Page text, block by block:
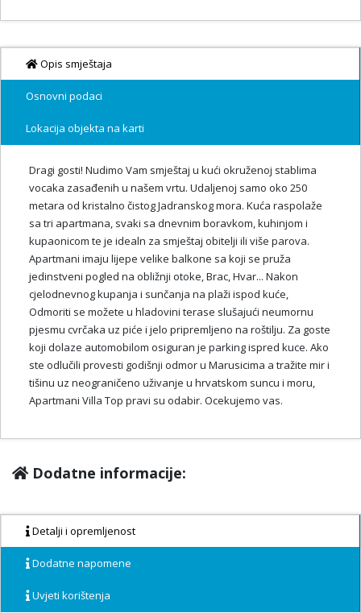
Opis smještaja
Osnovni podaci
Lokacija objekta na karti
Dragi gosti! Nudimo Vam smještaj u kući okruženoj stablima
vocaka zasađenih u našem vrtu. Udaljenoj samo oko 250
metara od kristalno čistog Jadranskog mora. Kuća raspolaže
sa tri apartmana, svaki sa dnevnim boravkom, kuhinjom i
kupaonicom te je idealn za smještaj obitelji ili više parova.
Apartmani imaju lijepe velike balkone sa koji se pruža
jedinstveni pogled na obližnji otoke, Brac, Hvar... Nakon
cjelodnevnog kupanja i sunčanja na plaži ispod kuće,
Odmoriti se možete u hladovini terase slušajući neumornu
pjesmu cvrčaka uz piće i jelo pripremljeno na roštilju. Za goste
koji dolaze automobilom osiguran je parking ispred kuce. Ako
ste odlučili provesti godišnji odmor u Marusicima a tražite mir i
tišinu uz neograničeno uživanje u hrvatskom suncu i moru,
Apartmani Villa Top pravi su odabir. Ocekujemo vas.
Dodatne informacije:
Detalji i opremljenost
Dodatne napomene
Uvjeti korištenja